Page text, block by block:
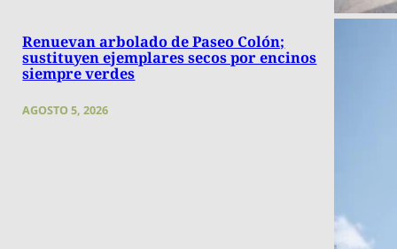
Renuevan arbolado de Paseo Colón;
sustituyen ejemplares secos por encinos
siempre verdes
AGOSTO 5, 2026